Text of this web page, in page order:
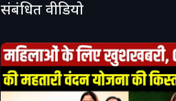
संबंधित वीडियो